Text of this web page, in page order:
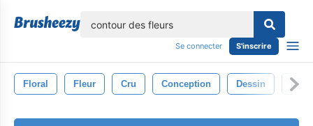
Se connecter S'inscrire
Floral Fleur Cru Conception Dessin